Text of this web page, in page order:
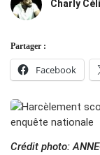
Charly
Partager :
Facebook
Crédit photo: